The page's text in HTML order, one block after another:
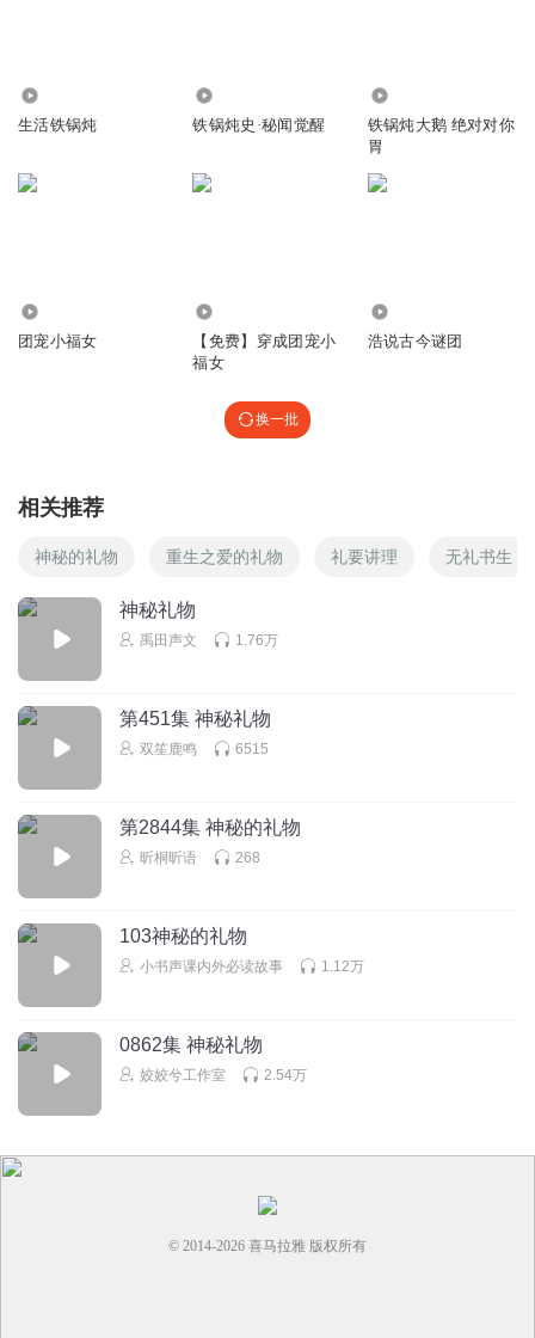
生活铁锅炖 铁锅炖史·秘闻觉醒
铁锅炖大鹅 绝对对你
胃
团宠小福女
【免费】穿成团宠小
福女
浩说古今谜团
换一批
相关推荐
神秘的礼物 重生之爱的礼物 礼要讲理 无礼书生
神秘礼物
禹田声文 1.76万
第451集 神秘礼物
双笙鹿鸣 6515
第2844集 神秘的礼物
昕桐昕语 268
103神秘的礼物
小书声课内外必读故事 1.12万
0862集 神秘礼物
姣姣兮工作室 2.54万
© 2014-2026 喜马拉雅 版权所有